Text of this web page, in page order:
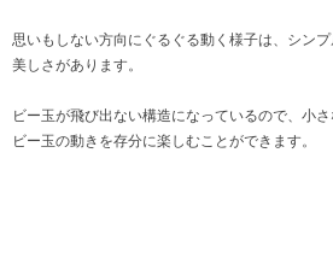
思いもしない方向にぐるぐる動く様子は、シン
美しさがあります。
ビー玉が飛び出ない構造になっているので、小
ビー玉の動きを存分に楽しむことができます。